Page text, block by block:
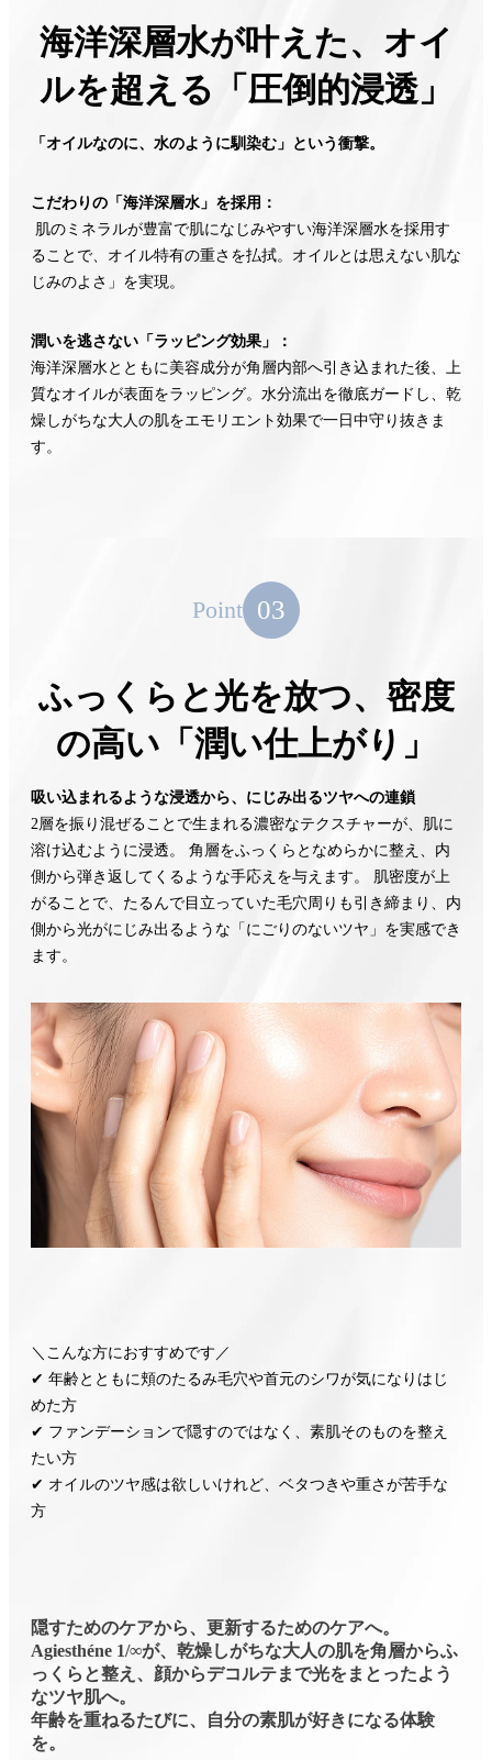
海洋深層水が叶えた、オイ
ルを超える「圧倒的浸透」
「オイルなのに、水のように馴染む」という衝撃。
こだわりの「海洋深層水」を採用：
肌のミネラルが豊富で肌になじみやすい海洋深層水を採用す
ることで、オイル特有の重さを払拭。オイルとは思えない肌な
じみのよさ」を実現。
潤いを逃さない「ラッピング効果」：
海洋深層水とともに美容成分が角層内部へ引き込まれた後、上
質なオイルが表面をラッピング。水分流出を徹底ガードし、乾
燥しがちな大人の肌をエモリエント効果で一日中守り抜きま
す。
Point 03
ふっくらと光を放つ、密度
の高い「潤い仕上がり」
吸い込まれるような浸透から、にじみ出るツヤへの連鎖
2層を振り混ぜることで生まれる濃密なテクスチャーが、肌に
溶け込むように浸透。 角層をふっくらとなめらかに整え、内
側から弾き返してくるような手応えを与えます。 肌密度が上
がることで、たるんで目立っていた毛穴周りも引き締まり、内
側から光がにじみ出るような「にごりのないツヤ」を実感でき
ます。
＼こんな方におすすめです／
✔ 年齢とともに頬のたるみ毛穴や首元のシワが気になりはじ
めた方
✔ ファンデーションで隠すのではなく、素肌そのものを整え
たい方
✔ オイルのツヤ感は欲しいけれど、ベタつきや重さが苦手な
方
隠すためのケアから、更新するためのケアへ。
Agiesthéne 1/∞が、乾燥しがちな大人の肌を角層からふ
っくらと整え、顔からデコルテまで光をまとったよう
なツヤ肌へ。
年齢を重ねるたびに、自分の素肌が好きになる体験
を。